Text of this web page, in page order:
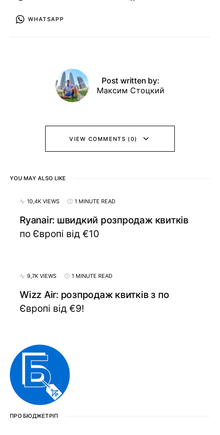
WHATSAPP
Post written by:
Максим Стоцкий
VIEW COMMENTS (0)
YOU MAY ALSO LIKE
10,4K VIEWS 1 MINUTE READ
Ryanair: швидкий розпродаж квитків
по Європі від €10
9,7K VIEWS 1 MINUTE READ
Wizz Air: розпродаж квитків з по
Європі від €9!
ПРО БЮДЖЕТРІП